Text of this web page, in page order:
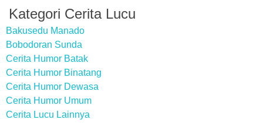
Kategori Cerita Lucu
Bakusedu Manado
Bobodoran Sunda
Cerita Humor Batak
Cerita Humor Binatang
Cerita Humor Dewasa
Cerita Humor Umum
Cerita Lucu Lainnya